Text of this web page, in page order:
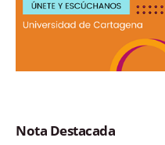
Nota Destacada